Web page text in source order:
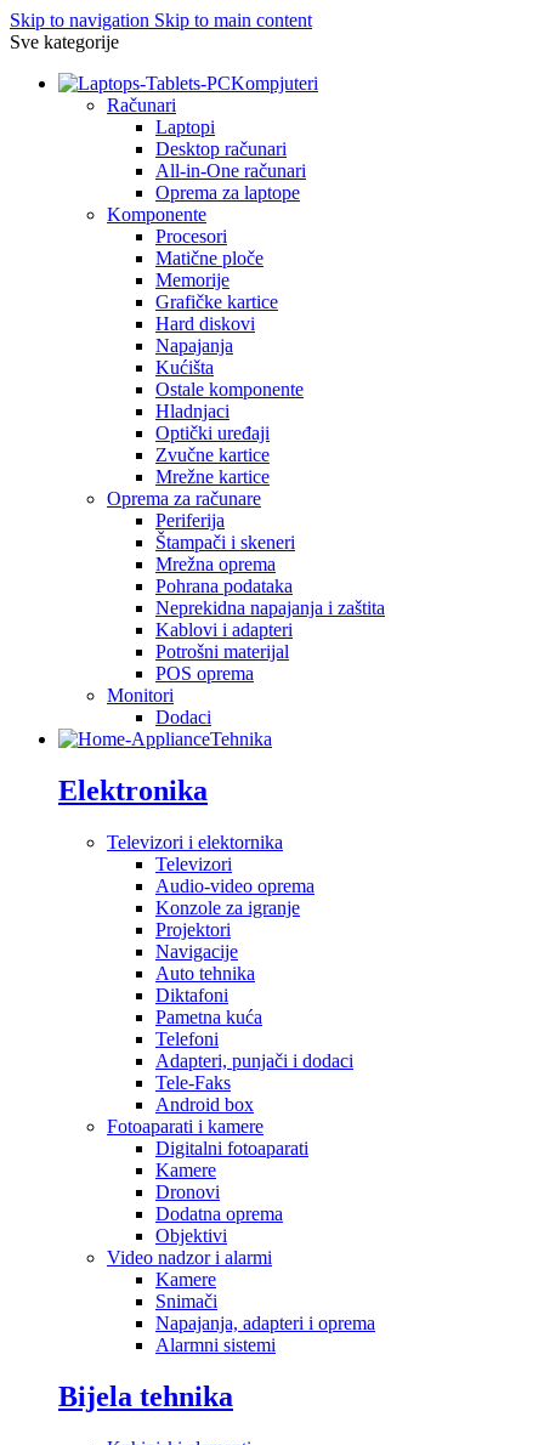
Skip to navigation Skip to main content
Sve kategorije
Kompjuteri
Računari
Laptopi
Desktop računari
All-in-One računari
Oprema za laptope
Komponente
Procesori
Matične ploče
Memorije
Grafičke kartice
Hard diskovi
Napajanja
Kućišta
Ostale komponente
Hladnjaci
Optički uređaji
Zvučne kartice
Mrežne kartice
Oprema za računare
Periferija
Štampači i skeneri
Mrežna oprema
Pohrana podataka
Neprekidna napajanja i zaštita
Kablovi i adapteri
Potrošni materijal
POS oprema
Monitori
Dodaci
Tehnika
Elektronika
Televizori i elektornika
Televizori
Audio-video oprema
Konzole za igranje
Projektori
Navigacije
Auto tehnika
Diktafoni
Pametna kuća
Telefoni
Adapteri, punjači i dodaci
Tele-Faks
Android box
Fotoaparati i kamere
Digitalni fotoaparati
Kamere
Dronovi
Dodatna oprema
Objektivi
Video nadzor i alarmi
Kamere
Snimači
Napajanja, adapteri i oprema
Alarmni sistemi
Bijela tehnika